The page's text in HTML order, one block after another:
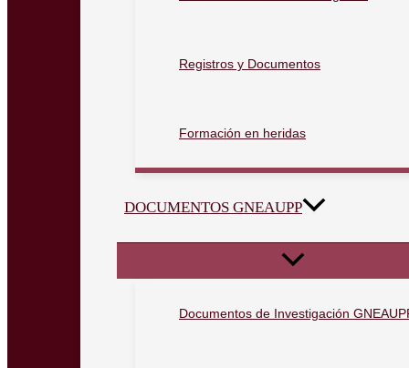
Registros y Documentos
Formación en heridas
DOCUMENTOS GNEAUPP
Documentos de Investigación